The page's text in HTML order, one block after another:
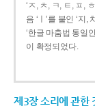
‘ㅈ, ㅊ, ㅋ, ㅌ, ㅍ,
음 ‘ㅣ’를 붙인 ‘지
‘한글 마춤법 통일
이 확정되었다.
제3장 소리에 관한